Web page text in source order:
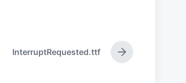
下
篇
InterruptRequested.ttf